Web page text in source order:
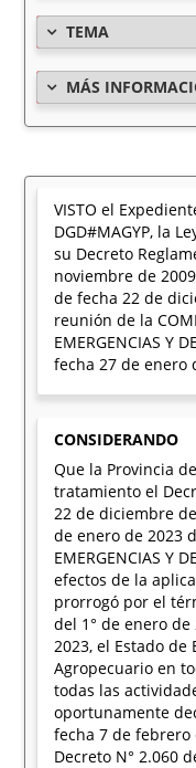
TEMA
MÁS
VISTO el
DGD#MAGYP, la
su Decreto
noviembre de
de fecha 22 de
reunión de la
EMERGENCIAS Y
fecha 27 de enero
CONSIDERANDO
Que la Provincia
tratamiento el
22 de diciembre
de enero de 2023
EMERGENCIAS Y
efectos de la
prorrogó por el
del 1° de enero
2023, el Estado de
Agropecuario en
todas las
oportunamente
fecha 7 de
Decreto N° 2.060